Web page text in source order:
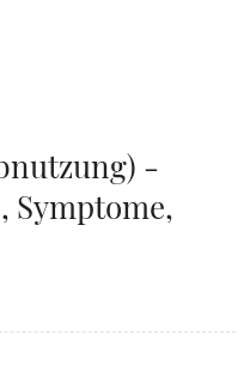
-
Symptome,